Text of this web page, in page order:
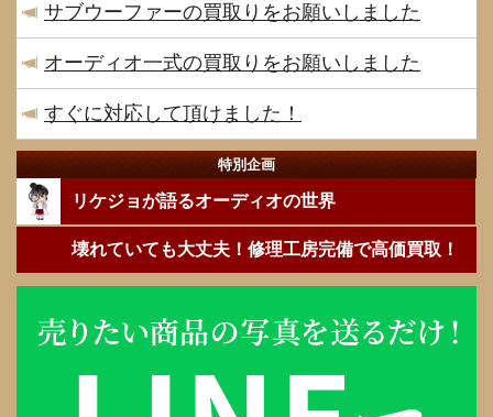
サブウーファーの買取りをお願いしました
オーディオ一式の買取りをお願いしました
すぐに対応して頂けました！
特別企画
リケジョが語るオーディオの世界
壊れていても大丈夫！修理工房完備で高価買取！